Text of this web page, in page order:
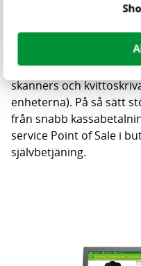
Programvaran kan
maskinvaruplattformar,
nödvändig
skanners och
enheterna). På så sätt
från snabb
service Point of Sale i
självbetjäning.